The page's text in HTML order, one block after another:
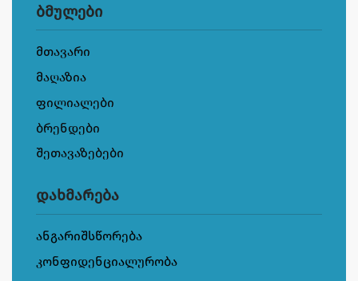
ბმულები
მთავარი
მაღაზია
ფილიალები
ბრენდები
შეთავაზებები
დახმარება
ანგარიშსწორება
კონფიდენციალურობა